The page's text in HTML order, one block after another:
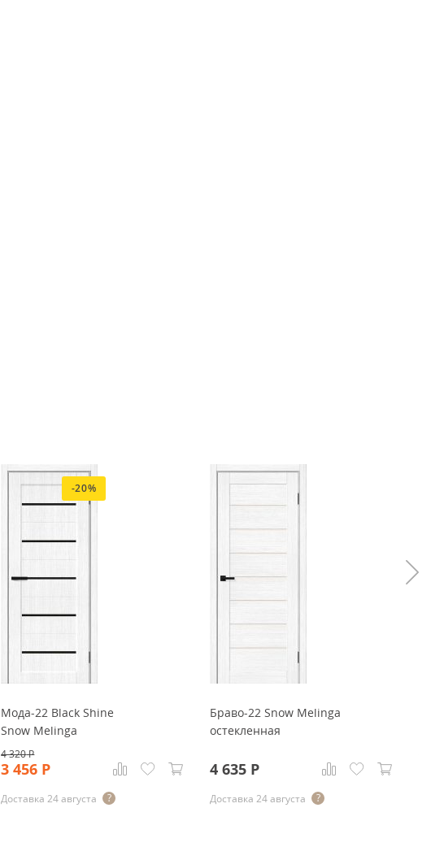
-20%
Мода-22 Black Shine
Snow Melinga
4 320Р
3 456 Р
Доставка 24 августа
Браво-22 Snow Melinga
остекленная
4 635 Р
Доставка 24 августа